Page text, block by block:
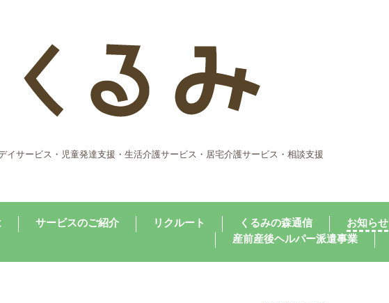
イサービス・児童発達支援・生活介護サービス・居宅介護サービス・相談支援
サービスのご紹介 リクルート くるみの森通信 お知らせ
産前産後ヘルパー派遣事業